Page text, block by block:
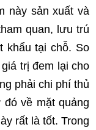
này sản xuất và
quan, lưu trú
khẩu tại chỗ. So
trị đem lại cho
phải chi phí thủ
về mặt quảng
rất là tốt. Trong